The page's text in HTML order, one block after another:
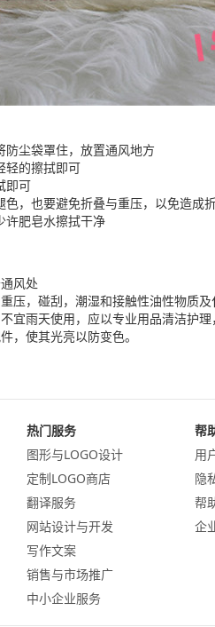
尘袋罩住，放置通风地方
轻的擦拭即可
即可
，也要避免折叠与重压，以免造成
许肥皂水擦拭干净
风处
压，碰刮，潮湿和接触性油性物质
宜雨天使用，应以专业用品清洁护
，使其光亮以防变色。
热门服务
图形与LOGO设计
定制LOGO商店
翻译服务
网站设计与开发
写作文案
销售与市场推广
中小企业服务
帮
用
隐
帮
企